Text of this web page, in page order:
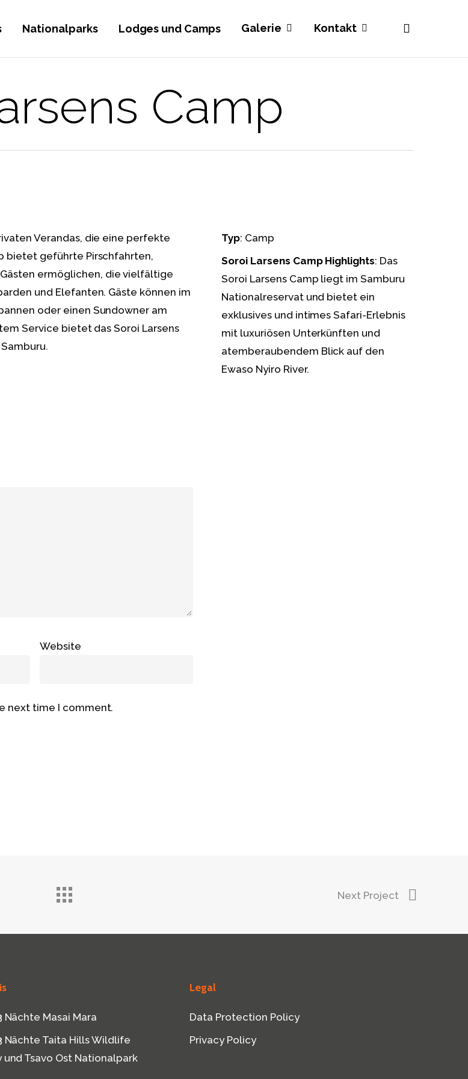
Nationalparks Lodges und Camps Galerie Kontakt search
Camp
Verandas, die eine perfekte
bietet geführte Pirschfahrten,
ermöglichen, die vielfältige
und Elefanten. Gäste können im
oder einen Sundowner am
Service bietet das Soroi Larsens
Website
next time I comment.
Typ: Camp
Soroi Larsens Camp Highlights: Das
Soroi Larsens Camp liegt im Samburu
Nationalreservat und bietet ein
exklusives und intimes Safari-Erlebnis
mit luxuriösen Unterkünften und
atemberaubendem Blick auf den
Ewaso Nyiro River.
Next Project
Nächte Masai Mara
Nächte Taita Hills Wildlife
und Tsavo Ost Nationalpark
Legal
Data Protection Policy
Privacy Policy